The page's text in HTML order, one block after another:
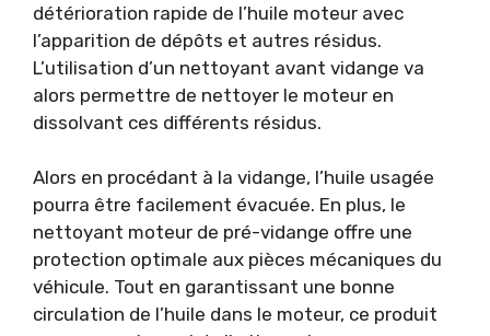
détérioration rapide de l’huile moteur avec
l’apparition de dépôts et autres résidus.
L’utilisation d’un nettoyant avant vidange va
alors permettre de nettoyer le moteur en
dissolvant ces différents résidus.
Alors en procédant à la vidange, l’huile usagée
pourra être facilement évacuée. En plus, le
nettoyant moteur de pré-vidange offre une
protection optimale aux pièces mécaniques du
véhicule. Tout en garantissant une bonne
circulation de l’huile dans le moteur, ce produit